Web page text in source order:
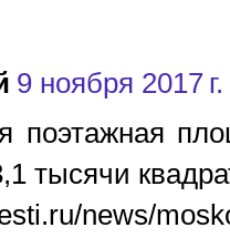
9 ноября 2017
поэтажная
тысячи
news/